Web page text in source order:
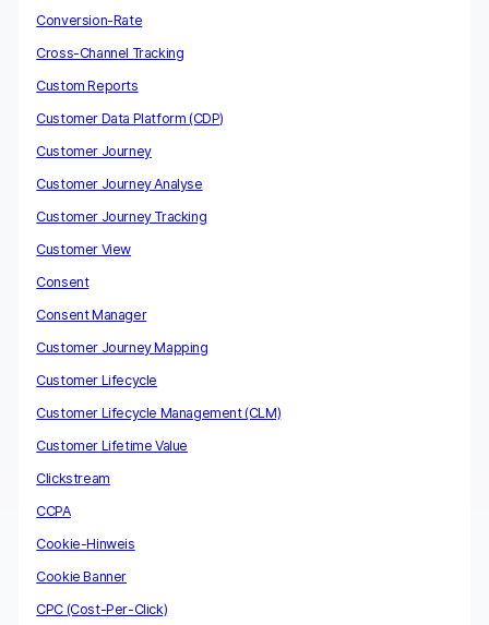
Conversion-Rate
Cross-Channel Tracking
Custom Reports
Customer Data Platform (CDP)
Customer Journey
Customer Journey Analyse
Customer Journey Tracking
Customer View
Consent
Consent Manager
Customer Journey Mapping
Customer Lifecycle
Customer Lifecycle Management (CLM)
Customer Lifetime Value
Clickstream
CCPA
Cookie-Hinweis
Cookie Banner
CPC (Cost-Per-Click)